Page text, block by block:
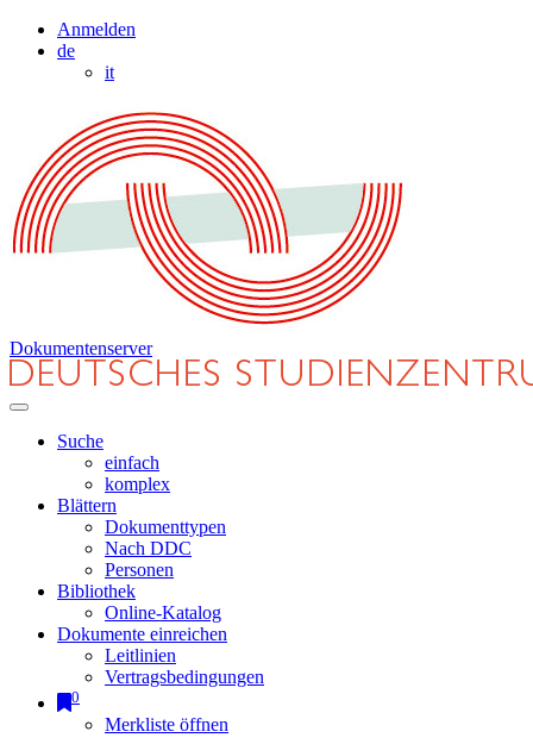
Anmelden
de
it
Dokumentenserver
Suche
einfach
komplex
Blättern
Dokumenttypen
Nach DDC
Personen
Bibliothek
Online-Katalog
Dokumente einreichen
Leitlinien
Vertragsbedingungen
0
Merkliste öffnen